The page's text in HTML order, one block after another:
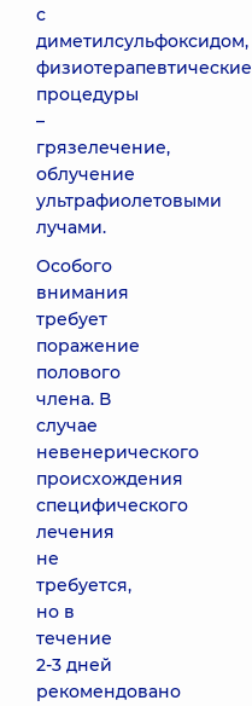
с
диметилсульфоксидом,
физиотерапевтические
процедуры
–
грязелечение,
облучение
ультрафиолетовыми
лучами.
Особого
внимания
требует
поражение
полового
члена. В
случае
невенерического
происхождения
специфического
лечения
не
требуется,
но в
течение
2-3 дней
рекомендовано